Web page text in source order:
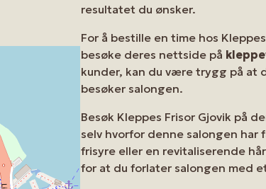
resultatet du ønsker.
For å bestille en time hos
besøke deres nettside på
kunder, kan du være trygg på at
besøker salongen.
Besøk Kleppes Frisor Gjovik på
selv hvorfor denne salongen
frisyre eller en revitaliserende
for at du forlater salongen med